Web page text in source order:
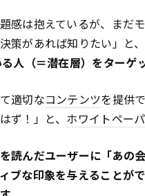
題感は抱えているが、ま
策があれば知りたい」と、
人（＝潜在層）をターゲ
適切なコンテンツを提供
ず！」と、 ホワイトペー
を読んだユーザーに「あの
ブな印象を与えることが